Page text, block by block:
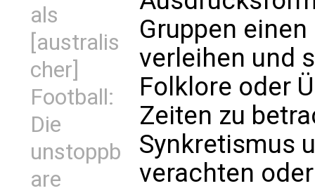
als
[australis
cher]
Football:
Die
unstoppb
are
Gruppen
verleihen und
Folklore oder
Zeiten zu
Synkretismus
verachten